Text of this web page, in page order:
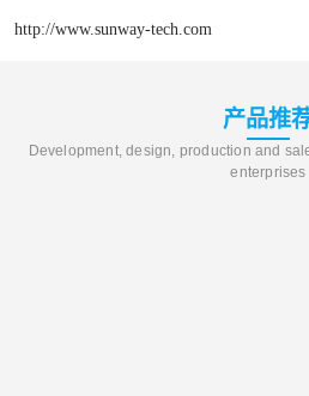
http://www.sunway-tech.com
产品推
Development, design, production and
enterprises